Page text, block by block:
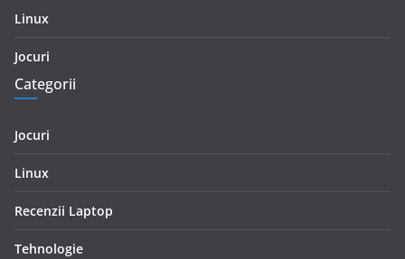
Linux
Jocuri
Categorii
Jocuri
Linux
Recenzii Laptop
Tehnologie